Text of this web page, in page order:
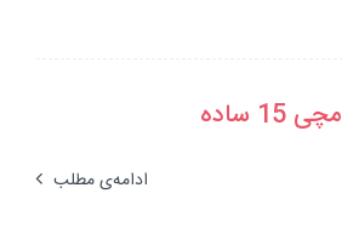
مچی 15 ساده
ادامه‌ی مطلب